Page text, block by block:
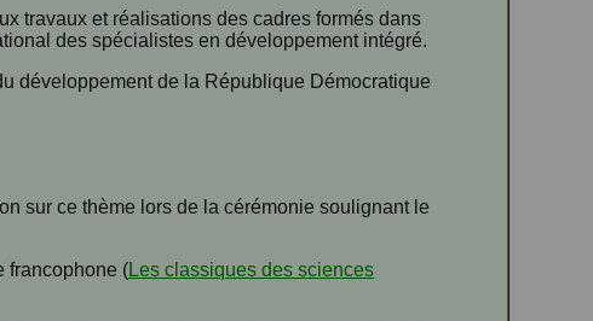
travaux et réalisations des cadres formés dans
des spécialistes en développement intégré.
développement de la République Démocratique
sur ce thème lors de la cérémonie soulignant le
francophone (Les classiques des sciences